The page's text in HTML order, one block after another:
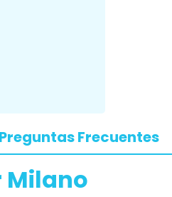
Preguntas Frecuentes
Milano